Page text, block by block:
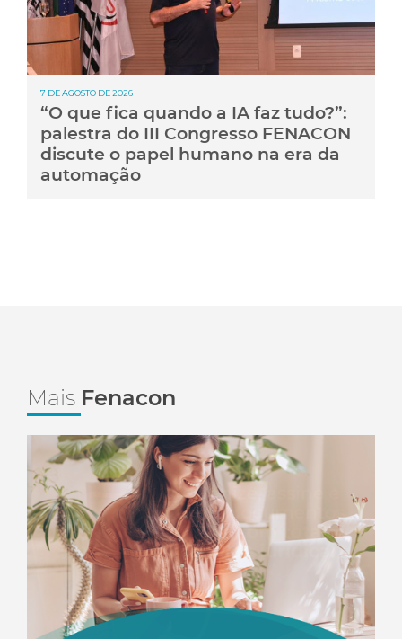
7 DE AGOSTO DE 2026
“O que fica quando a IA faz tudo?”:
palestra do III Congresso FENACON
discute o papel humano na era da
automação
Mais Fenacon